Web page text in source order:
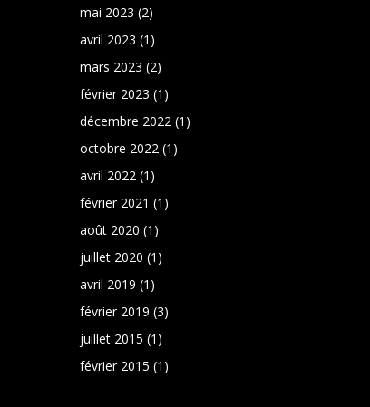
mai 2023 (2)
avril 2023 (1)
mars 2023 (2)
février 2023 (1)
décembre 2022 (1)
octobre 2022 (1)
avril 2022 (1)
février 2021 (1)
août 2020 (1)
juillet 2020 (1)
avril 2019 (1)
février 2019 (3)
juillet 2015 (1)
février 2015 (1)